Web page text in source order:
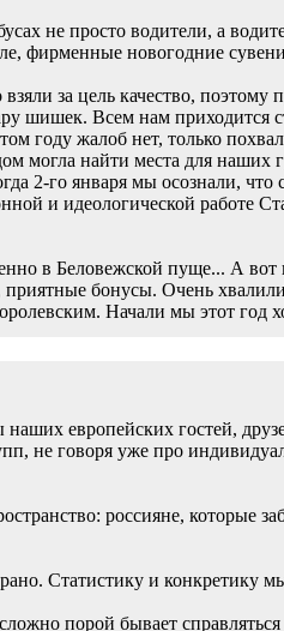
не просто водители, а
фирменные новогодние
за цель качество,
Всем нам приходится
году жалоб нет, только
могла найти места для
2-го января мы осознали,
и идеологической
в Беловежской пуще... А
бонусы. Очень
Начали мы этот год
европейских гостей,
не говоря уже про
россияне, которые
Статистику и конкретику
порой бывает